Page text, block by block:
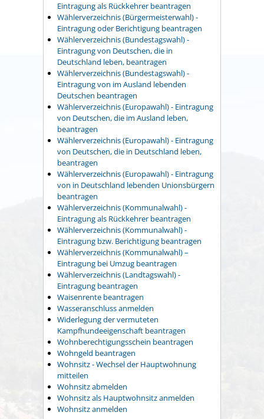
Eintragung als Rückkehrer beantragen
Wählerverzeichnis (Bürgermeisterwahl) -
Eintragung oder Berichtigung beantragen
Wählerverzeichnis (Bundestagswahl) -
Eintragung von Deutschen, die in
Deutschland leben, beantragen
Wählerverzeichnis (Bundestagswahl) -
Eintragung von im Ausland lebenden
Deutschen beantragen
Wählerverzeichnis (Europawahl) - Eintragung
von Deutschen, die im Ausland leben,
beantragen
Wählerverzeichnis (Europawahl) - Eintragung
von Deutschen, die in Deutschland leben,
beantragen
Wählerverzeichnis (Europawahl) - Eintragung
von in Deutschland lebenden Unionsbürgern
beantragen
Wählerverzeichnis (Kommunalwahl) -
Eintragung als Rückkehrer beantragen
Wählerverzeichnis (Kommunalwahl) -
Eintragung bzw. Berichtigung beantragen
Wählerverzeichnis (Kommunalwahl) –
Eintragung bei Umzug beantragen
Wählerverzeichnis (Landtagswahl) -
Eintragung beantragen
Waisenrente beantragen
Wasseranschluss anmelden
Widerlegung der vermuteten
Kampfhundeeigenschaft beantragen
Wohnberechtigungsschein beantragen
Wohngeld beantragen
Wohnsitz - Wechsel der Hauptwohnung
mitteilen
Wohnsitz abmelden
Wohnsitz als Hauptwohnsitz anmelden
Wohnsitz anmelden